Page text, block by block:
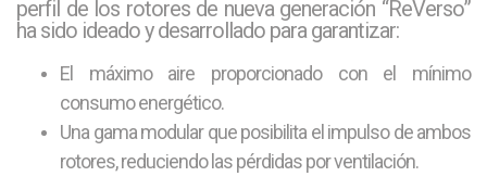
perfil de los rotores de nueva generación “ReVerso”
ha sido ideado y desarrollado para garantizar:
El máximo aire proporcionado con el mínimo
consumo energético.
Una gama modular que posibilita el impulso de ambos
rotores, reduciendo las pérdidas por ventilación.